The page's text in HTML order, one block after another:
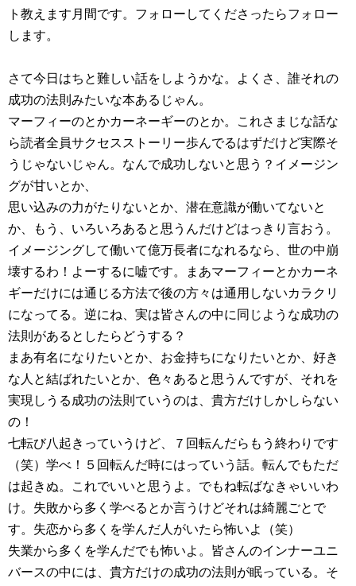
ト教えます月間です。フォローしてくださったらフォロー
します。
さて今日はちと難しい話をしようかな。よくさ、誰それの
成功の法則みたいな本あるじゃん。
マーフィーのとかカーネーギーのとか。これさまじな話な
ら読者全員サクセスストーリー歩んでるはずだけど実際そ
うじゃないじゃん。なんで成功しないと思う？イメージン
グが甘いとか、
思い込みの力がたりないとか、潜在意識が働いてないと
か、もう、いろいろあると思うんだけどはっきり言おう。
イメージングして働いて億万長者になれるなら、世の中崩
壊するわ！よーするに嘘です。まあマーフィーとかカーネ
ギーだけには通じる方法で後の方々は通用しないカラクリ
になってる。逆にね、実は皆さんの中に同じような成功の
法則があるとしたらどうする？
まあ有名になりたいとか、お金持ちになりたいとか、好き
な人と結ばれたいとか、色々あると思うんですが、それを
実現しうる成功の法則ていうのは、貴方だけしかしらない
の！
七転び八起きっていうけど、７回転んだらもう終わりです
（笑）学べ！５回転んだ時にはっていう話。転んでもただ
は起きぬ。これでいいと思うよ。でもね転ばなきゃいいわ
け。失敗から多く学べるとか言うけどそれは綺麗ごとで
す。失恋から多くを学んだ人がいたら怖いよ（笑）
失業から多くを学んだでも怖いよ。皆さんのインナーユニ
バースの中には、貴方だけの成功の法則が眠っている。そ